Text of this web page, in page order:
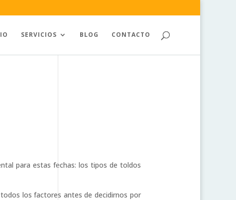
SERVICIOS BLOG CONTACTO
para estas fechas: los tipos de toldos
los factores antes de decidirnos por